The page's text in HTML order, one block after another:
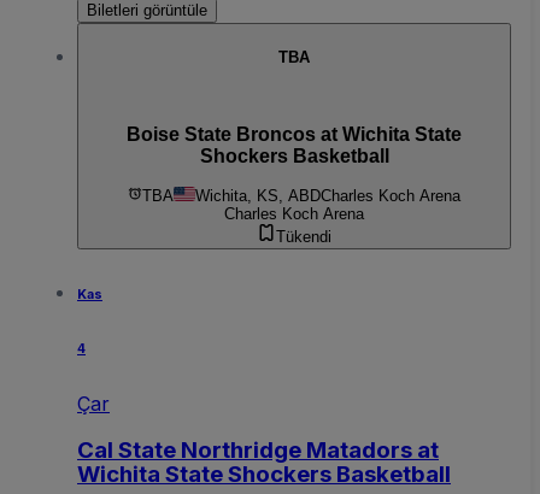
Biletleri görüntüle
TBA
Boise State Broncos at Wichita State
Shockers Basketball
TBA Wichita, KS, ABDCharles Koch Arena
Charles Koch Arena
Tükendi
Kas
4
Çar
Cal State Northridge Matadors at
Wichita State Shockers Basketball